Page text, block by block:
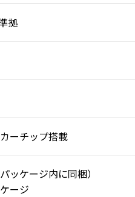
拠
ーチップ搭載
ッケージ内に同梱）
ージ